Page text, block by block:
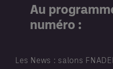
Au
numéro :
Les News : salons